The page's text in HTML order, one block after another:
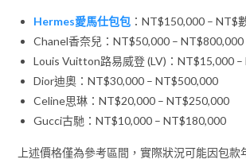
Hermes愛馬仕包包 ：NT$150,000 – NT$
Chanel香奈兒：NT$50,000 – NT$800,000
Louis Vuitton路易威登 (LV)：NT$15,000
Dior迪奧：NT$30,000 – NT$500,000
Celine思琳：NT$20,000 – NT$250,000
Gucci古馳：NT$10,000 – NT$180,000
上述價格僅為參考區間，實際狀況可能因包款